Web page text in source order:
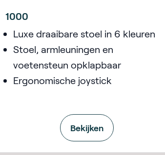
1000
Luxe draaibare stoel in 6 kleuren
Stoel, armleuningen en
voetensteun opklapbaar
Ergonomische joystick
Bekijken